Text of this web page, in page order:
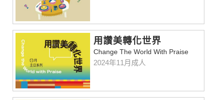
用讚美轉化世界
Change The World With Praise
2024年11月成人